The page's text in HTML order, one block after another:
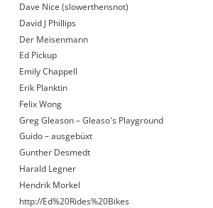
Dave Nice (slowerthensnot)
David J Phillips
Der Meisenmann
Ed Pickup
Emily Chappell
Erik Planktin
Felix Wong
Greg Gleason – Gleaso's Playground
Guido – ausgebüxt
Gunther Desmedt
Harald Legner
Hendrik Morkel
http://Ed%20Rides%20Bikes